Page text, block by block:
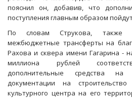
пояснил он, добавив, что
поступления главным образом
По словам Струкова, также
межбюджетные трансферты на
Рахова и сквера имени Гагарина -
миллиона рублей
дополнительные средства на
документации на
культурного центра на его